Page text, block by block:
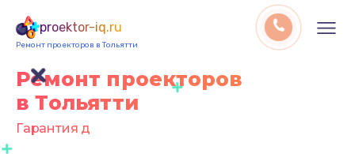
proektor-iq.ru
Ремонт проекторов в Тольятти
Ремонт проекторов
в Тольятти
Гарантия до 3 лет